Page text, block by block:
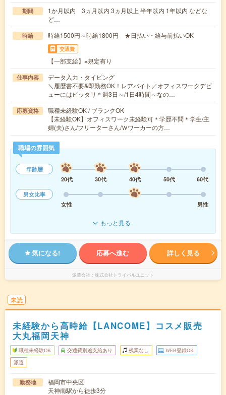
期間
1か月以内 3ヵ月以内 3ヵ月以上 半年以内 1年以内 などな
ど…
時給 時給1500円～時給1800円 ★日払い・給与前払いOK
交通費
【一部支給】※規定有り
仕事内容
データ入力・タイピング
＼履歴書不要&即勤務OK！レアバイト／オフィスワークデビ
ューにはピッタリ＊週3日～/1日4時間～なの…
応募資格
職種未経験OK / ブランクOK
【未経験OK】オフィスワーク未経験可＊学歴不問＊学生/主
婦(夫)さん/フリーターさん/Ｗワーカーの方…
職場の雰囲気
年齢層
20代
30代 40代 50代
60代
男女比率
女性
男性
もっと見る
気になる! 応募へ進む 詳しく見る
派遣会社 株式会社トライバルユニット
未読
未経験から高時給【LANCOME】コスメ販売
大丸福岡天神
職種未経験OK 交通費別途支給あり 残業なし WEB登録OK
派遣
勤務地
福岡市中央区
天神南駅から徒歩3分